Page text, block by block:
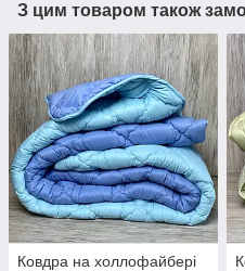
З цим товаром також
Ковдра на холлофайбері